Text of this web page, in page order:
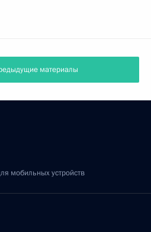
материалы
мобильных устройств